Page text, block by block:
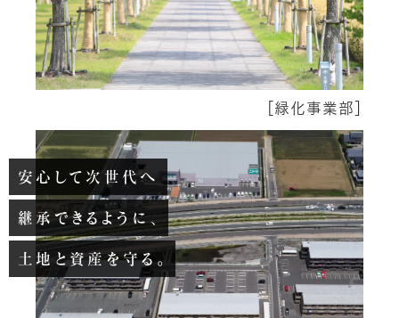
［緑化事業部］
安心して次世代へ
継承できるように、
土地と資産を守る。